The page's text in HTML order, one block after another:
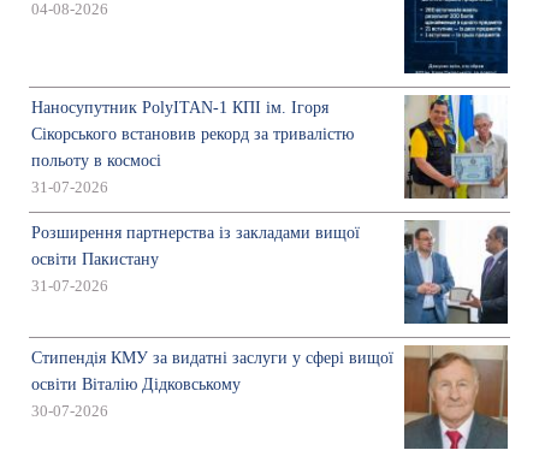
04-08-2026
Наносупутник PolyITAN-1 КПІ ім. Ігоря
Сікорського встановив рекорд за тривалістю
польоту в космосі
31-07-2026
Розширення партнерства із закладами вищої
освіти Пакистану
31-07-2026
Стипендія КМУ за видатні заслуги у сфері вищої
освіти Віталію Дідковському
30-07-2026